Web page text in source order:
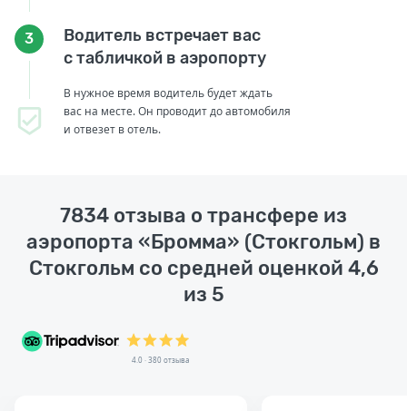
3
Водитель встречает вас
с табличкой в аэропорту
В нужное время водитель будет ждать
вас на месте. Он проводит до автомобиля
и отвезет в отель.
7834 отзыва о трансфере из
аэропорта «Бромма» (Стокгольм) в
Стокгольм со средней оценкой 4,6
из 5
4.0 · 380 отзыва